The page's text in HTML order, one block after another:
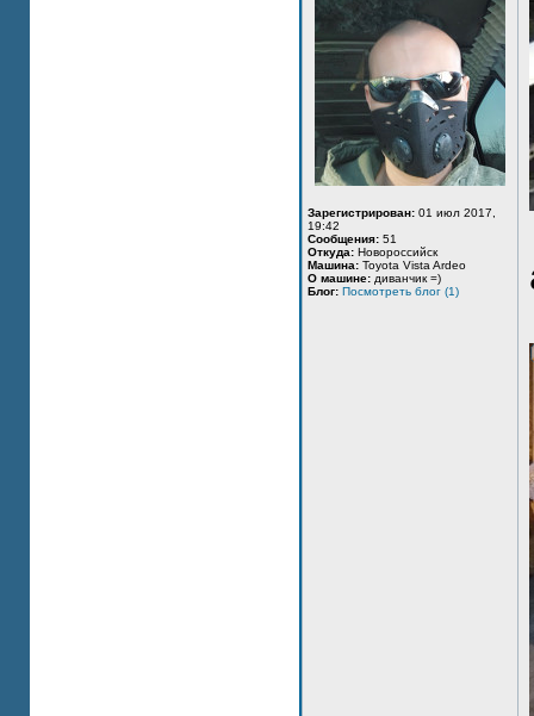
Зарегистрирован: 01 июл 2017,
19:42
Сообщения: 51
Откуда: Новороссийск
Машина: Toyota Vista Ardeo
О машине: диванчик =)
Блог: Посмотреть блог (1)